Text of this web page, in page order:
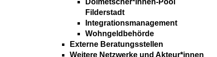
Dolmetscher*innen-Pool
Filderstadt
Integrationsmanagement
Wohngeldbehörde
Externe Beratungsstellen
Weitere Netzwerke und Akteur*innen